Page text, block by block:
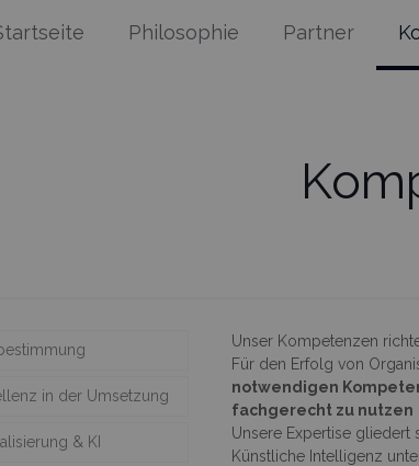
Philosophie Partner
Unser Kompetenzen
Für den Erfolg von
notwendigen
fachgerecht zu nutzen
Unsere Expertise
Künstliche Intelligenz
in der Umsetzung
& KI